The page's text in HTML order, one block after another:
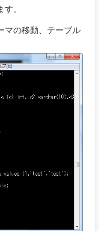
。
マの移動、テーブル